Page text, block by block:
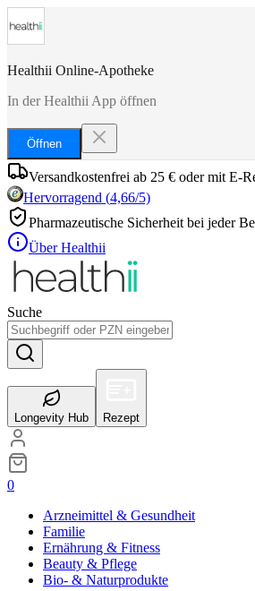
Healthii Online-Apotheke
In der Healthii App öffnen
Öffnen
Versandkostenfrei ab 25 € oder mit E-
Hervorragend (4,66/5)
Pharmazeutische Sicherheit bei jeder
Über Healthii
Suche
Longevity Hub Rezept
0
Arzneimittel & Gesundheit
Familie
Ernährung & Fitness
Beauty & Pflege
Bio- & Naturprodukte